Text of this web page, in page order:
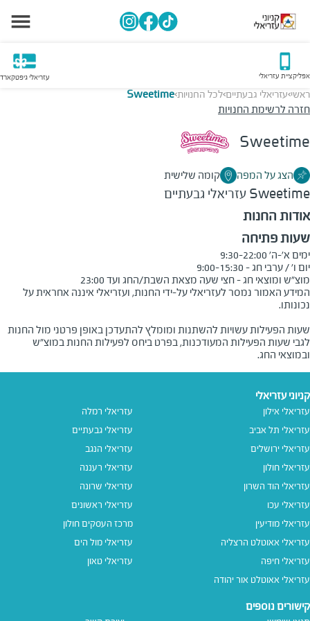
אפליקציית עזריאלי עזריאלי גיפטקארד
ראשי>עזריאלי גבעתיים>לכל החנויות>
Sweetime
חזרה לרשימת החנויות
Sweetime
הצג על המפה קומה שלישית
Sweetime עזריאלי גבעתיים
אודות החנות
שעות פתיחה
מוצ"ש ומוצאי חג - חצי שעה מצאת השבת/החג ועד 23:00
המידע האמור נמסר לעזריאלי על-ידי החנות, ועזריאלי איננה אחראית על
שעות הפעילות עשויות להשתנות ומומלץ להתעדכן באופן פרטני מול החנות
לגבי שעות הפעילות המעודכנות, בפרט ביחס לפעילות החנות במוצ"ש
ובמוצאי החג.
קניוני עזריאלי
עזריאלי אילון
עזריאלי תל אביב
עזריאלי ירושלים
עזריאלי חולון
עזריאלי הוד השרון
עזריאלי עכו
עזריאלי מודיעין
עזריאלי אאוטלט הרצליה
עזריאלי חיפה
עזריאלי אאוטלט אור יהודה
עזריאלי רמלה
עזריאלי גבעתיים
עזריאלי הנגב
עזריאלי רעננה
עזריאלי שרונה
עזריאלי ראשונים
מרכז העסקים חולון
עזריאלי מול הים
עזריאלי טאון
קישורים נוספים